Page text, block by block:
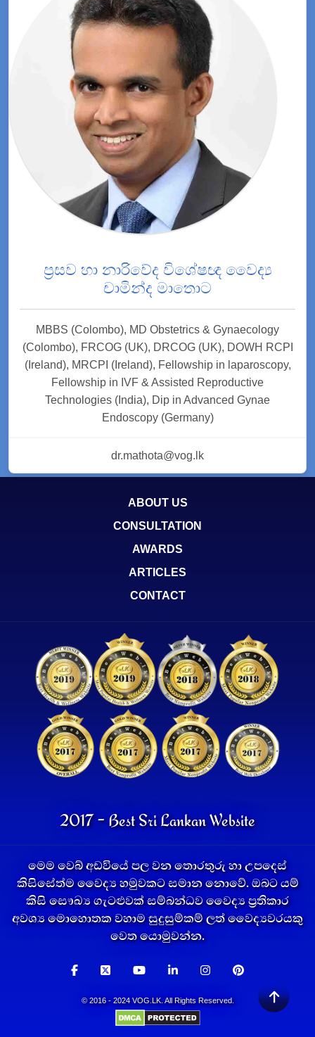
ප්‍රසව හා නාරිවේද විශේෂඥ වෛද්‍ය
චාමින්ද මාතොට
MBBS (Colombo), MD Obstetrics & Gynaecology
(Colombo), FRCOG (UK), DRCOG (UK), DOWH RCPI
(Ireland), MRCPI (Ireland), Fellowship in laparoscopy,
Fellowship in IVF & Assisted Reproductive
Technologies (India), Dip in Advanced Gynae
Endoscopy (Germany)
dr.mathota@vog.lk
ABOUT US
CONSULTATION
AWARDS
ARTICLES
CONTACT
2017 - Best Sri Lankan Website
මෙම වෙබ් අඩවියේ පල වන තොරතුරු හා උපදෙස්
කිසිසේත්ම වෛද්‍ය හමුවකට සමාන නොවේ. ඔබට යම්
කිසි සෞඛ්‍ය ගැටළුවක් සම්බන්ධව වෛද්‍ය ප්‍රතිකාර
අවශ්‍ය මොහොතක වහාම සුදුසුම්කම් ලත් වෛද්‍යවරයකු
වෙත යොමුවන්න.
© 2016 - 2024 VOG.LK. All Rights Reserved.